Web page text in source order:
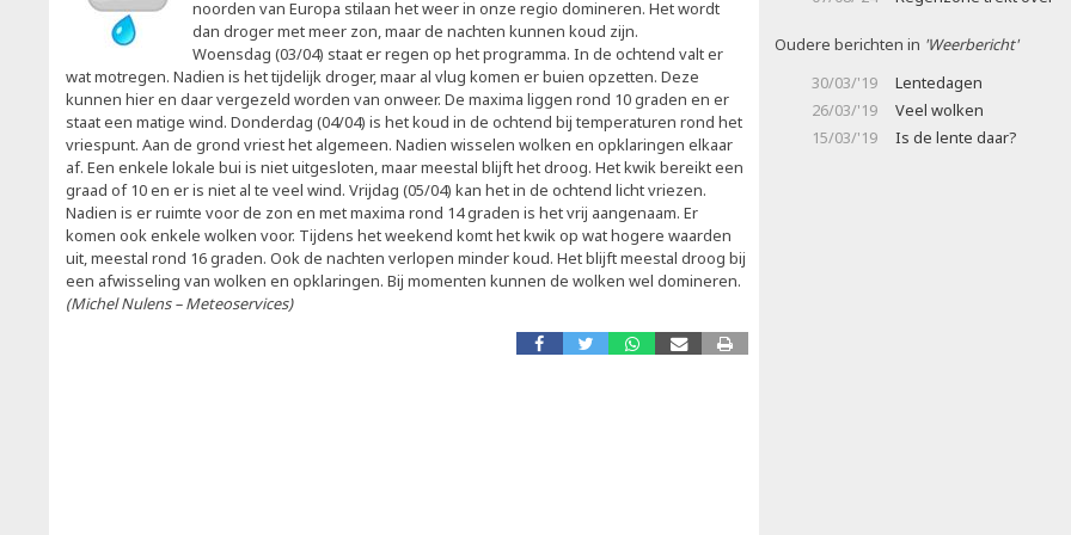
noorden van Europa stilaan het weer in onze regio domineren. Het wordt
dan droger met meer zon, maar de nachten kunnen koud zijn.
Woensdag (03/04) staat er regen op het programma. In de ochtend valt er
wat motregen. Nadien is het tijdelijk droger, maar al vlug komen er buien opzetten. Deze
kunnen hier en daar vergezeld worden van onweer. De maxima liggen rond 10 graden en er
staat een matige wind. Donderdag (04/04) is het koud in de ochtend bij temperaturen rond het
vriespunt. Aan de grond vriest het algemeen. Nadien wisselen wolken en opklaringen elkaar
af. Een enkele lokale bui is niet uitgesloten, maar meestal blijft het droog. Het kwik bereikt een
graad of 10 en er is niet al te veel wind. Vrijdag (05/04) kan het in de ochtend licht vriezen.
Nadien is er ruimte voor de zon en met maxima rond 14 graden is het vrij aangenaam. Er
komen ook enkele wolken voor. Tijdens het weekend komt het kwik op wat hogere waarden
uit, meestal rond 16 graden. Ook de nachten verlopen minder koud. Het blijft meestal droog bij
een afwisseling van wolken en opklaringen. Bij momenten kunnen de wolken wel domineren.
(Michel Nulens – Meteoservices)
Oudere berichten in 'Weerbericht'
30/03/'19
Lentedagen
26/03/'19
Veel wolken
15/03/'19
Is de lente daar?